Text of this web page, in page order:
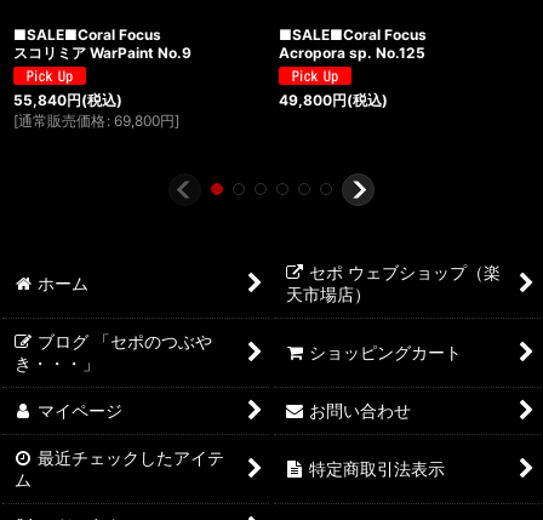
■SALE■Coral Focus
スコリミア WarPaint No.9
55,840円(税込)
[通常販売価格 : 69,800円]
■SALE■Coral Focus
Acropora sp. No.125
49,800円(税込)
ホーム
セポ ウェブショップ（楽
天市場店）
ブログ 「セポのつぶや
き・・・」
ショッピングカート
マイページ お問い合わせ
最近チェックしたアイテ
ム
特定商取引法表示